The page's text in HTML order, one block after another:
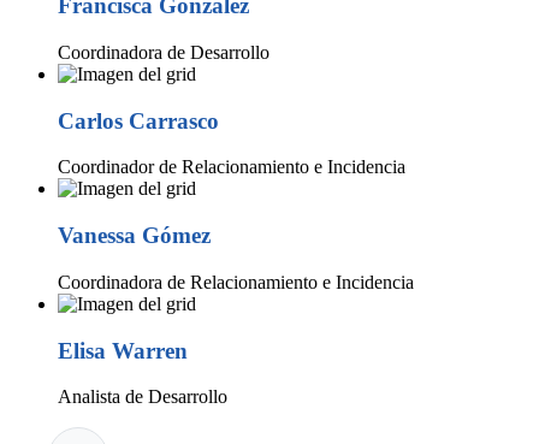
Francisca González
Coordinadora de Desarrollo
Carlos Carrasco
Coordinador de Relacionamiento e Incidencia
Vanessa Gómez
Coordinadora de Relacionamiento e Incidencia
Elisa Warren
Analista de Desarrollo